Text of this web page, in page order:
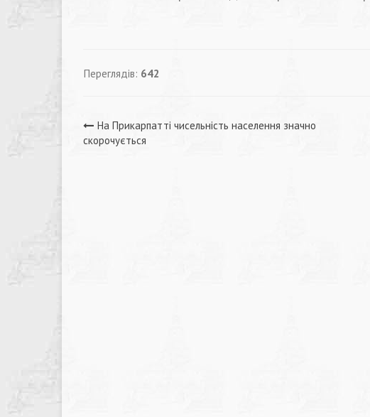
Переглядів: 642
Навігація
На Прикарпатті чисельність населення значно
скорочується